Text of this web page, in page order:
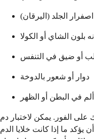
الجلد (اليرقان)
بلون الشاي أو الكولا
أو ضيق في التنفس
دوار أو شعور بالدوخة
ألم في البطن أو الظهر
على الفور. يمكن لاختبار دم
ما إذا كانت خلايا الدم